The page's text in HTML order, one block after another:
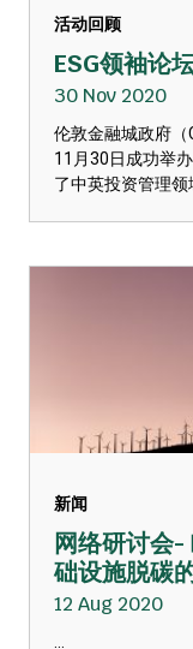
活动回顾
ESG领袖论
30 Nov 2020
伦敦金融城政府
11月30日成功举
了中英投资管理领
新闻
网络研讨会-
础设施脱碳
12 Aug 2020